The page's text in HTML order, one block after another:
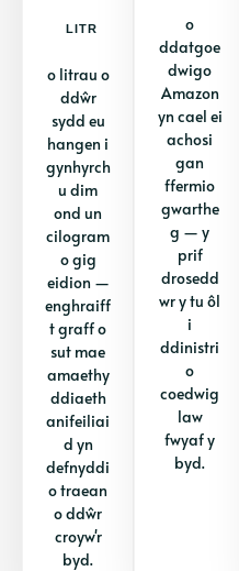
LITR
o litrau o
ddŵr
sydd eu
hangen i
gynhyrch
u dim
ond un
cilogram
o gig
eidion —
enghraiff
t graff o
sut mae
amaethy
ddiaeth
anifeiliai
d yn
defnyddi
o traean
o ddŵr
croyw'r
byd.
o
ddatgoe
dwigo
Amazon
yn cael ei
achosi
gan
ffermio
gwarthe
g — y
prif
drosedd
wr y tu ôl
i
ddinistri
o
coedwig
law
fwyaf y
byd.